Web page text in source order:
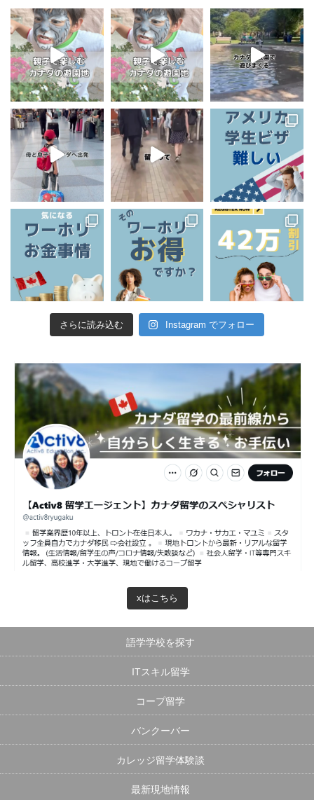
さらに読み込む Instagram でフォロー
xはこちら
語学学校を探す
ITスキル留学
コープ留学
バンクーバー
カレッジ留学体験談
最新現地情報